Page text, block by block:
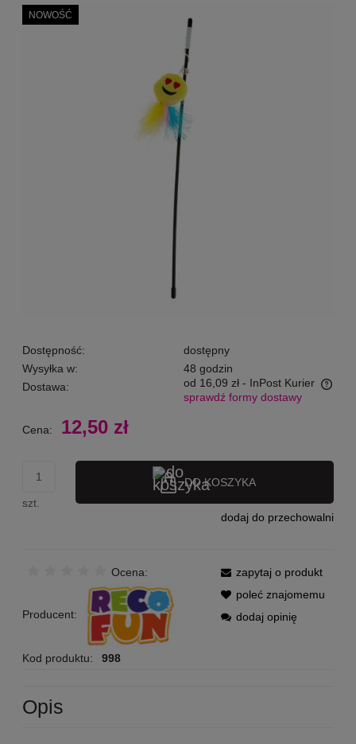
NOWOŚĆ
Dostępność:
dostępny
Wysyłka w:
48 godzin
Dostawa:
od 16,09 zł - InPost Kurier
Cena nie zawiera ewentualnych kosztów płatności
sprawdź formy dostawy
Cena: 12,50 zł
szt.
DO KOSZYKA
dodaj do przechowalni
Ocena:
Producent:
Kod produktu: 998
zapytaj o produkt
poleć znajomemu
dodaj opinię
Opis